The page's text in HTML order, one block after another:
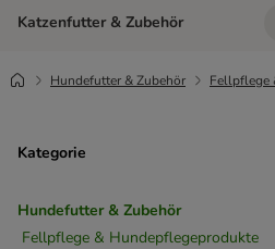
Katzenfutter & Zubehör
Hundefutter & Zubehör Fellpflege
Kategorie
Hundefutter & Zubehör
Fellpflege & Hundepflegeprodukte